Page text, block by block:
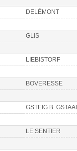
DELÉMONT
GLIS
LIEBISTORF
BOVERESSE
GSTEIG B.
LE SENTIER